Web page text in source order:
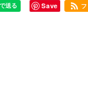
Save